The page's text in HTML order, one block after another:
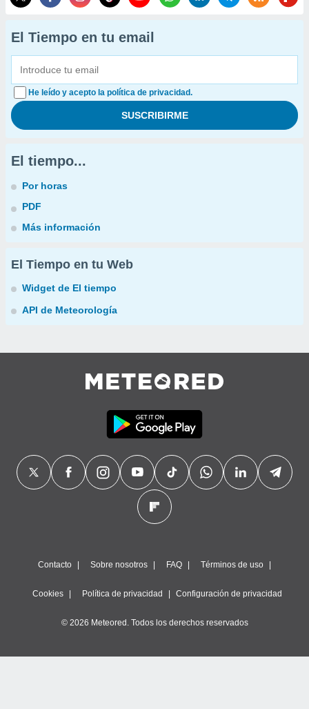
El Tiempo en tu email
He leído y acepto la política de privacidad.
El tiempo...
Por horas
PDF
Más información
El Tiempo en tu Web
Widget de El tiempo
API de Meteorología
Contacto Sobre nosotros FAQ Términos de uso
Cookies Política de privacidad Configuración de privacidad
© 2026 Meteored. Todos los derechos reservados